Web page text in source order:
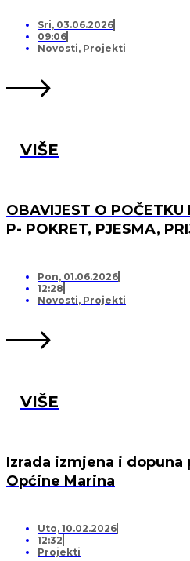
Sri, 03.06.2026
09:06
Novosti, Projekti
VIŠE
OBAVIJEST O POČETKU
P- POKRET, PJESMA,
Pon, 01.06.2026
12:28
Novosti, Projekti
VIŠE
Izrada izmjena i dopuna
Općine Marina
Uto, 10.02.2026
12:32
Projekti